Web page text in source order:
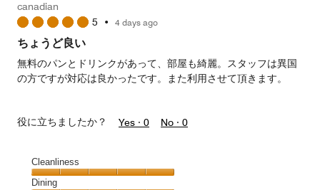
5
out
of
5
canadian
5 • 4 days ago
ちょうど良い
無料のパンとドリンクがあって、部屋も綺麗。スタッフは異国
の方ですが対応は良かったです。また利用させて頂きます。
役に立ちましたか？ Yes · 0 No · 0
Cleanliness
Cleanliness,
Dining